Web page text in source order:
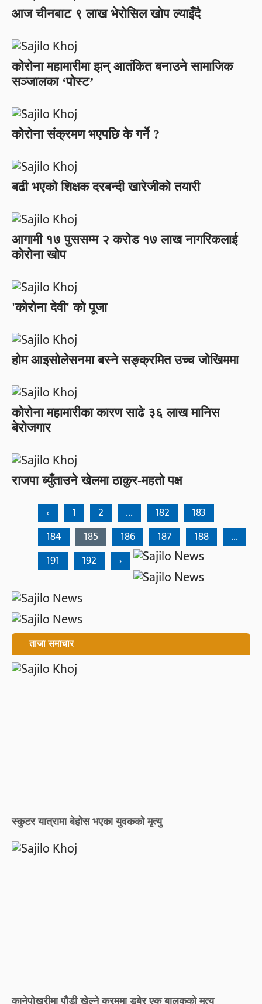
आज चीनबाट ९ लाख भेरोसिल खोप ल्याइँदै
कोरोना महामारीमा झन् आतंकित बनाउने सामाजिक
सञ्जालका ‘पोस्ट’
कोरोना संक्रमण भएपछि के गर्ने ?
बढी भएको शिक्षक दरबन्दी खारेजीको तयारी
आगामी १७ पुससम्म २ करोड १७ लाख नागरिकलाई
कोरोना खोप
'कोरोना देवी' को पूजा
होम आइसोलेसनमा बस्ने सङ्क्रमित उच्च जोखिममा
कोरोना महामारीका कारण साढे ३६ लाख मानिस
बेरोजगार
राजपा ब्युँताउने खेलमा ठाकुर-महतो पक्ष
‹ 1 2 ... 182
183
184
185 186 187 188
...
191
192 ›
ताजा समाचार
स्कुटर यात्रामा बेहोस भएका युवकको मृत्यु
कानेपोखरीमा पौडी खेल्ने क्रममा डुबेर एक बालकको मृत्यु